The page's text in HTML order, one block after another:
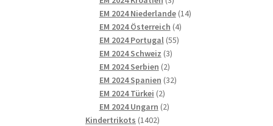
Produkte
EM 2024 Niederlande 1414
EM 2024 Österreich 44
Produkte
EM 2024 Portugal 5555
EM 2024 Schweiz 33
Produkte
EM 2024 Serbien 22
Produkte
EM 2024 Spanien 3232
EM 2024 Türkei 22
Produkte
EM 2024 Ungarn 22
Kindertrikots 14021402